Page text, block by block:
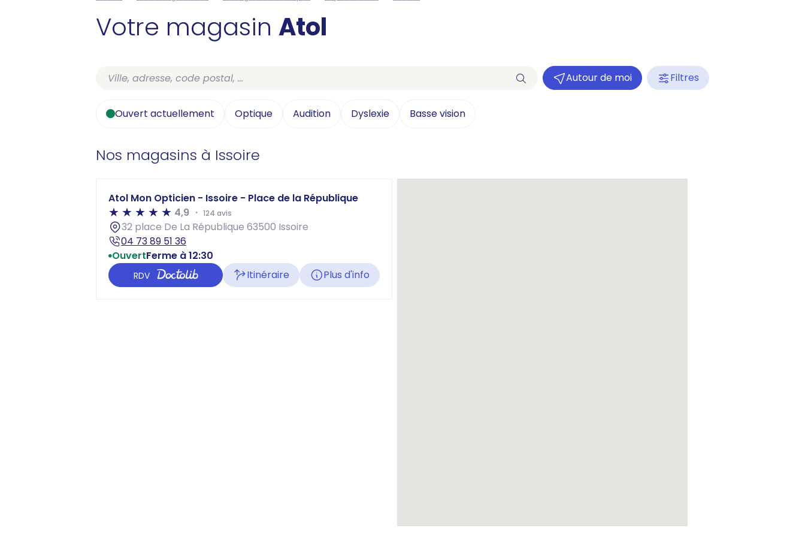
Votre magasin Atol
Autour de moi Filtres
Ouvert actuellement Optique Audition Dyslexie Basse vision
Nos magasins à Issoire
Atol Mon Opticien - Issoire - Place de la République
4,9
124 avis
32 place De La République 63500 Issoire
04 73 89 51 36
OuvertFerme à 12:30
RDV Itinéraire Plus d'info